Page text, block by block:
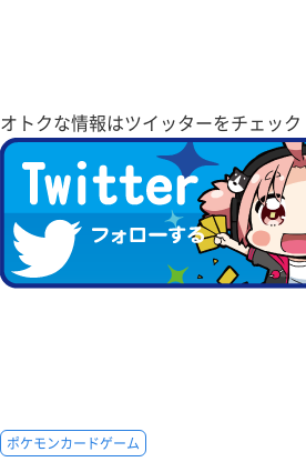
オトクな情報はツイッターをチェッ
ポケモンカードゲーム